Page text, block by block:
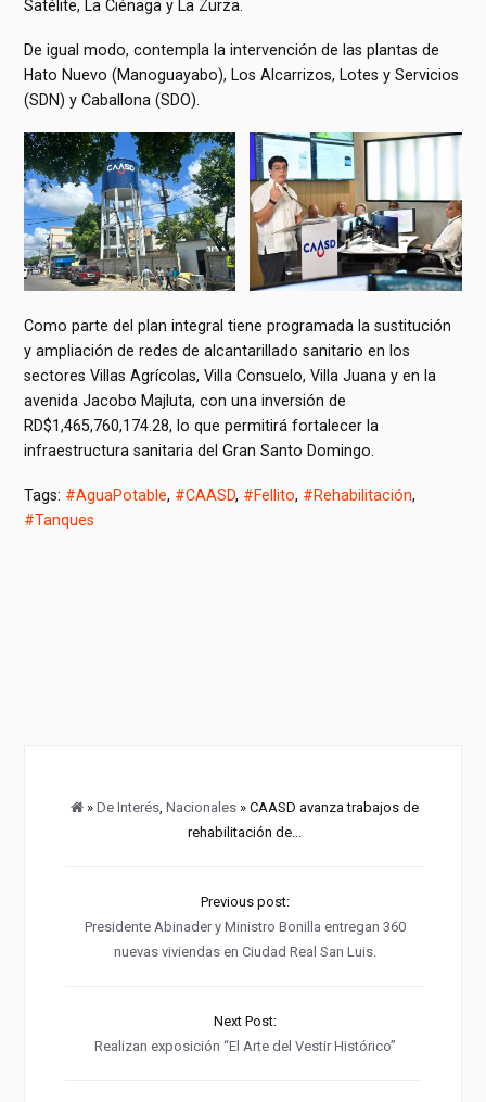
Satélite, La Ciénaga y La Zurza.
De igual modo, contempla la intervención de las plantas de
Hato Nuevo (Manoguayabo), Los Alcarrizos, Lotes y Servicios
(SDN) y Caballona (SDO).
Como parte del plan integral tiene programada la sustitución
y ampliación de redes de alcantarillado sanitario en los
sectores Villas Agrícolas, Villa Consuelo, Villa Juana y en la
avenida Jacobo Majluta, con una inversión de
RD$1,465,760,174.28, lo que permitirá fortalecer la
infraestructura sanitaria del Gran Santo Domingo.
Tags: #AguaPotable, #CAASD, #Fellito, #Rehabilitación,
#Tanques
»De Interés ,Nacionales » CAASD avanza trabajos de
rehabilitación de...
Previous post:
Presidente Abinader y Ministro Bonilla entregan 360
nuevas viviendas en Ciudad Real San Luis.
Next Post:
Realizan exposición “El Arte del Vestir Histórico”